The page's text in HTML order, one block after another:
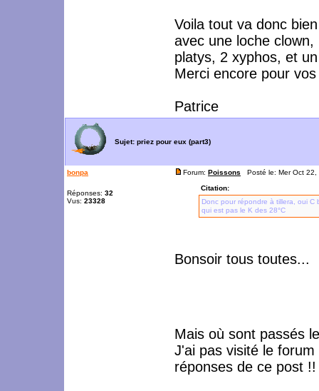
Voila tout va donc
avec une loche
platys, 2 xyphos, et
Merci encore pour
Patrice
Sujet: priez pour eux (part3)
bonpa
Réponses: 32
Vus: 23328
Forum: Poissons Posté le: Mer Oct
Citation:
Donc pour répondre à tillera, oui
qui est pas le K des 28°C
Bonsoir tous toutes...
Mais où sont passés
J'ai pas visité le
réponses de ce post !!